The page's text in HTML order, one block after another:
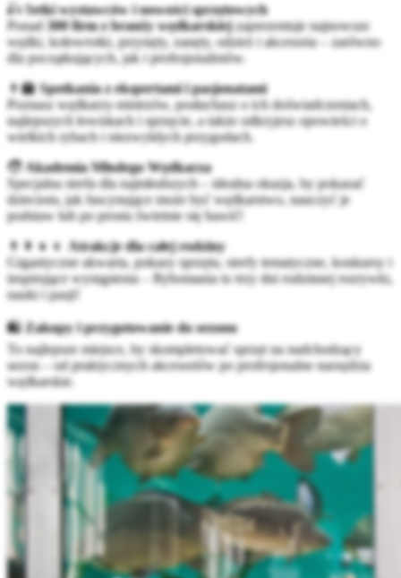
🎣Setki wystawców i nowości sprzętowych
Ponad 300 firm z branży wędkarskiejzaprezentuje najnowsze
wędki, kołowrotki, przynęty, zanęty, odzież i akcesoria – zarówno
dla początkujących, jak i profesjonalistów.
👨‍🏫Spotkania z ekspertami i pasjonatami
Poznasz wędkarzy-mistrzów, posłuchasz o ich doświadczeniach,
najlepszych łowiskach i sprzęcie, a także odkryjesz opowieści o
wielkich rybach i niezwykłych przygodach.
🧒 Akademia Młodego Wędkarza
Specjalna strefa dla najmłodszych – idealna okazja, by pokazać
dzieciom, jak fascynujące może być wędkarstwo, nauczyć je
podstaw lub po prostu świetnie się bawić!
👨‍👩‍👧‍👦 Atrakcje dla całej rodziny
Gigantyczne akwaria, pokazy sprzętu, strefy tematyczne, konkursy i
inspirujące wystąpienia – Rybomania to trzy dni rodzinnej rozrywki,
nauki i pasji!
🛍️Zakupy i przygotowanie do sezonu
To najlepsze miejsce, by skompletować sprzęt na nadchodzący
sezon – od praktycznych akcesoriów po profesjonalne narzędzia
wędkarskie.